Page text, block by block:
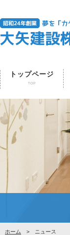
トップページ
ホーム > ニュース